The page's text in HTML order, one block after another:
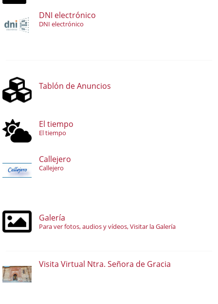
DNI electrónico
DNI electrónico
Tablón de Anuncios
El tiempo
El tiempo
Callejero
Callejero
Galería
Para ver fotos, audios y vídeos, Visitar la Galería
Visita Virtual Ntra. Señora de Gracia